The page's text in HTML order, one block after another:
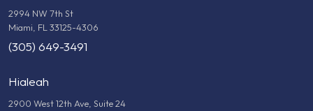
2994 NW 7th St
Miami, FL 33125-4306
(305) 649-3491
Hialeah
2900 West 12th Ave, Suite 24